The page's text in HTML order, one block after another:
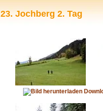
23. Jochberg 2. Tag